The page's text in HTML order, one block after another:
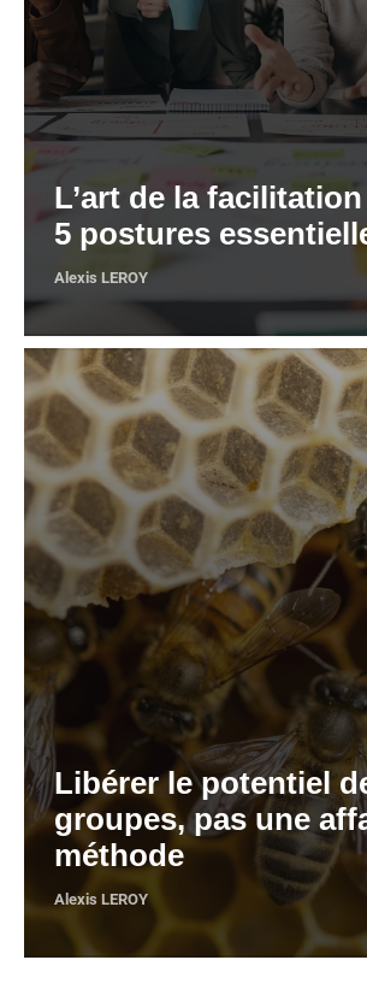
L’art de la
5 postures
Alexis LEROY
Libérer le potentiel
groupes, pas une
méthode
Alexis LEROY